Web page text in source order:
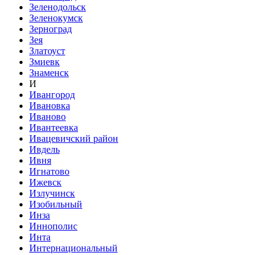
Зеленодольск
Зеленокумск
Зерноград
Зея
Златоуст
Змиевк
Знаменск
И
Ивангород
Ивановка
Иваново
Ивантеевка
Ивацевичский район
Ивдель
Ивня
Игнатово
Ижевск
Излучинск
Изобильный
Инза
Иннополис
Инта
Интернациональный